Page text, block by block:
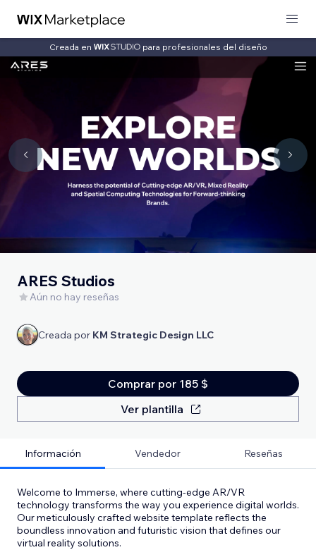
Creada en para profesionales del diseño
ARES Studios
Aún no hay reseñas
Creada por KM Strategic Design LLC
Comprar por 185 $
Ver plantilla
Información Vendedor Reseñas
Welcome to Immerse, where cutting-edge AR/VR
technology transforms the way you experience digital worlds.
Our meticulously crafted website template reflects the
boundless innovation and futuristic vision that defines our
virtual reality solutions.